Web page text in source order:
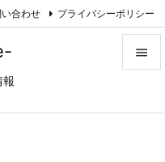
報

い合わせ プライバシーポリシー